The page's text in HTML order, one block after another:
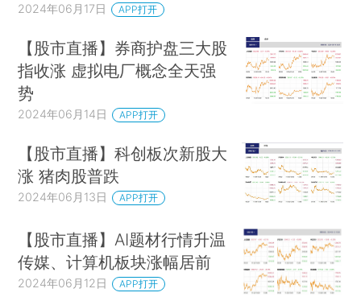
2024年06月17日 APP打开
【股市直播】券商护盘三大股
指收涨 虚拟电厂概念全天强
势
2024年06月14日 APP打开
【股市直播】科创板次新股大
涨 猪肉股普跌
2024年06月13日 APP打开
【股市直播】AI题材行情升温
传媒、计算机板块涨幅居前
2024年06月12日 APP打开